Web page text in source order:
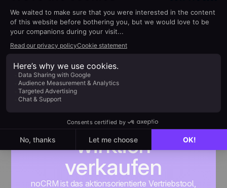
Für alle, die
wirklich
verkaufen
noCRM ist das aktionsorientierte Vertriebstool,